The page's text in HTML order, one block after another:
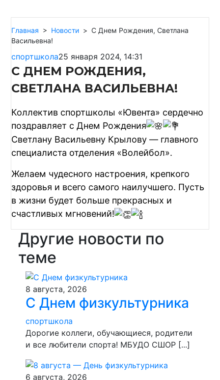
Главная > Новости >C Днем Рождения, Светлана
Васильевна!
спортшкола25 января 2024, 14:31
C ДНЕМ РОЖДЕНИЯ,
СВЕТЛАНА ВАСИЛЬЕВНА!
Коллектив спортшколы «Ювента» сердечно
поздравляет с Днем Рождения
Светлану Васильевну Крылову — главного
специалиста отделения «Волейбол».
Желаем чудесного настроения, крепкого
здоровья и всего самого наилучшего. Пусть
в жизни будет больше прекрасных и
счастливых мгновений!
Другие новости по
теме
8 августа, 2026
С Днем физкультурника
спортшкола
Дорогие коллеги, обучающиеся, родители
и все любители спорта! МБУДО СШОР [...]
6 августа, 2026